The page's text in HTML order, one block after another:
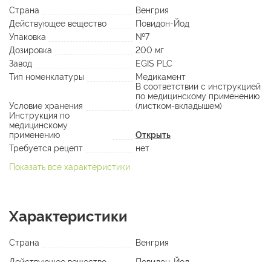
Страна
Венгрия
Действующее вещество
Повидон-Йод
Упаковка
№7
Дозировка
200 мг
Завод
EGIS PLC
Тип номенклатуры
Медикамент
Условие хранения
В соответствии с инструкцией
по медицинскому применению
(листком-вкладышем)
Инструкция по
медицинскому
применению
Открыть
Требуется рецепт
нет
Показать все характеристики
Характеристики
Страна
Венгрия